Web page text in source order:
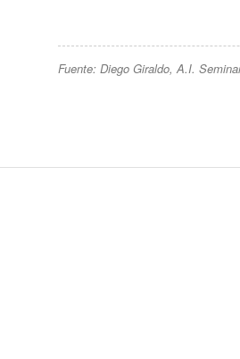
Fuente: Diego Giraldo, A.I.